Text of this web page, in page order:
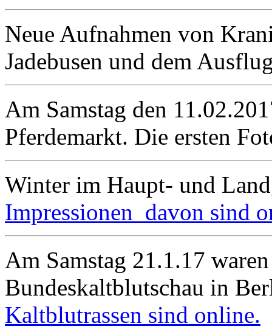
Neue Aufnahmen von
Jadebusen und dem
Am Samstag den
Pferdemarkt. Die ersten
Winter im Haupt- und
Impressionen davon sind
Am Samstag 21.1.17
Bundeskaltblutschau in
Kaltblutrassen sind online.